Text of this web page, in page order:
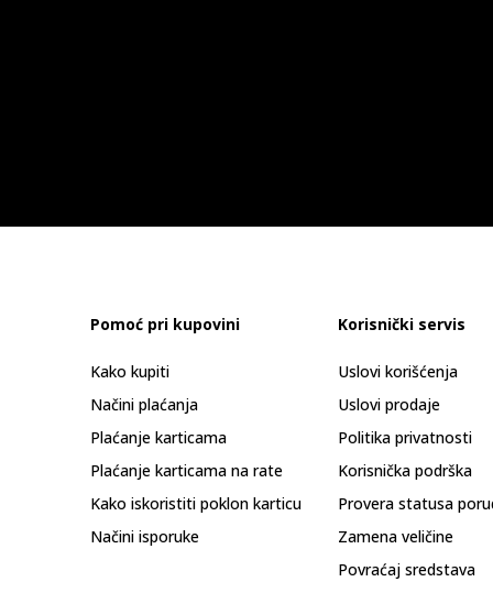
Pomoć pri kupovini
Kako kupiti
Načini plaćanja
Plaćanje karticama
Plaćanje karticama na rate
Kako iskoristiti poklon karticu
Načini isporuke
Korisnički servis
Uslovi korišćenja
Uslovi prodaje
Politika privatnosti
Korisnička podrška
Provera statusa
Zamena veličine
Povraćaj sredstava